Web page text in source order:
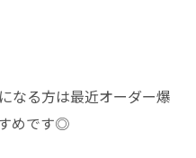
なる方は最近オーダー爆
めです◎